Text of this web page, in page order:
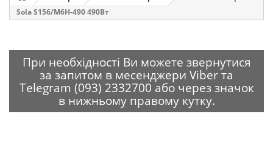
Sola S156/M6H-490 490Вт
При необхідності Ви можете звернутися
за запитом в месенджери Viber та
Telegram (093) 2332700 або через значок
в нижньому правому кутку.